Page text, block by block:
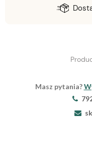
Masz pytania?